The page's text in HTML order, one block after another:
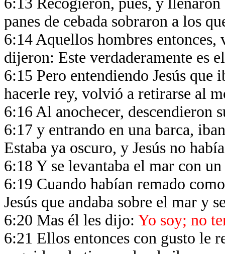
panes de cebada sobraron a los
6:14 Aquellos hombres entonces,
dijeron: Este verdaderamente es
6:15 Pero entendiendo Jesús que
hacerle rey, volvió a retirarse al
6:16 Al anochecer, descendieron
6:17 y entrando en una barca,
Estaba ya oscuro, y Jesús no
6:18 Y se levantaba el mar con
6:19 Cuando habían remado
Jesús que andaba sobre el mar y
6:20 Mas él les dijo: Yo soy; no
6:21 Ellos entonces con gusto le